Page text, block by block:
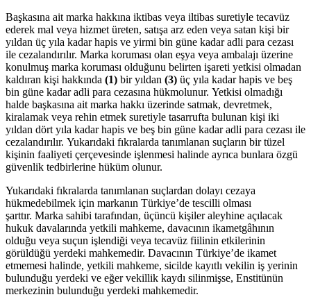
Başkasına ait marka hakkına iktibas veya iltibas suretiyle tecavüz
ederek mal veya hizmet üreten, satışa arz eden veya satan kişi bir
yıldan üç yıla kadar hapis ve yirmi bin güne kadar adli para cezası
ile cezalandırılır. Marka koruması olan eşya veya ambalajı üzerine
konulmuş marka koruması olduğunu belirten işareti yetkisi olmadan
kaldıran kişi hakkında (1) bir yıldan (3) üç yıla kadar hapis ve beş
bin güne kadar adli para cezasına hükmolunur. Yetkisi olmadığı
halde başkasına ait marka hakkı üzerinde satmak, devretmek,
kiralamak veya rehin etmek suretiyle tasarrufta bulunan kişi iki
yıldan dört yıla kadar hapis ve beş bin güne kadar adli para cezası ile
cezalandırılır. Yukarıdaki fıkralarda tanımlanan suçların bir tüzel
kişinin faaliyeti çerçevesinde işlenmesi halinde ayrıca bunlara özgü
güvenlik tedbirlerine hüküm olunur.
Yukarıdaki fıkralarda tanımlanan suçlardan dolayı cezaya
hükmedebilmek için markanın Türkiye’de tescilli olması
şarttır. Marka sahibi tarafından, üçüncü kişiler aleyhine açılacak
hukuk davalarında yetkili mahkeme, davacının ikametgâhının
olduğu veya suçun işlendiği veya tecavüz fiilinin etkilerinin
görüldüğü yerdeki mahkemedir. Davacının Türkiye’de ikamet
etmemesi halinde, yetkili mahkeme, sicilde kayıtlı vekilin iş yerinin
bulunduğu yerdeki ve eğer vekillik kaydı silinmişse, Enstitünün
merkezinin bulunduğu yerdeki mahkemedir.